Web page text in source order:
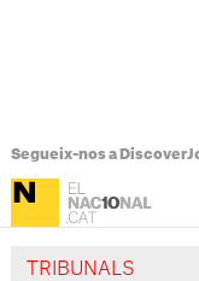
Segueix-nos a Discover
TRIBUNALS